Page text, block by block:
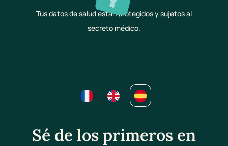
Tus datos de salud están protegidos y sujetos al
secreto médico.
Sé de los primeros en